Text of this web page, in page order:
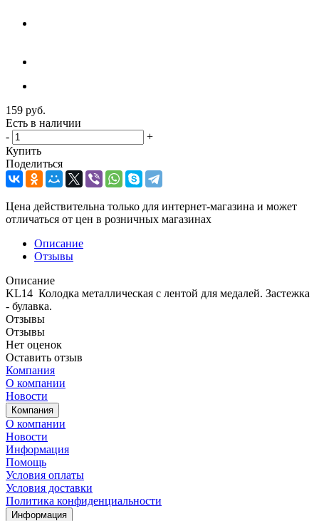
159 руб.
Есть в наличии
-
+
Купить
Поделиться
Цена действительна только для интернет-магазина и может
отличаться от цен в розничных магазинах
Описание
Отзывы
Описание
KL14 Колодка металлическая с лентой для медалей. Застежка
- булавка.
Отзывы
Отзывы
Нет оценок
Оставить отзыв
Компания
О компании
Новости
Компания
О компании
Новости
Информация
Помощь
Условия оплаты
Условия доставки
Политика конфиденциальности
Информация